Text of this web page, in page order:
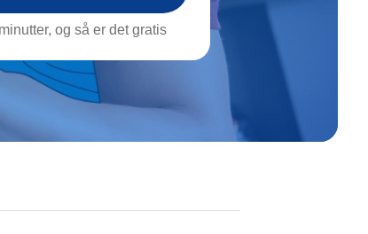
og så er det gratis